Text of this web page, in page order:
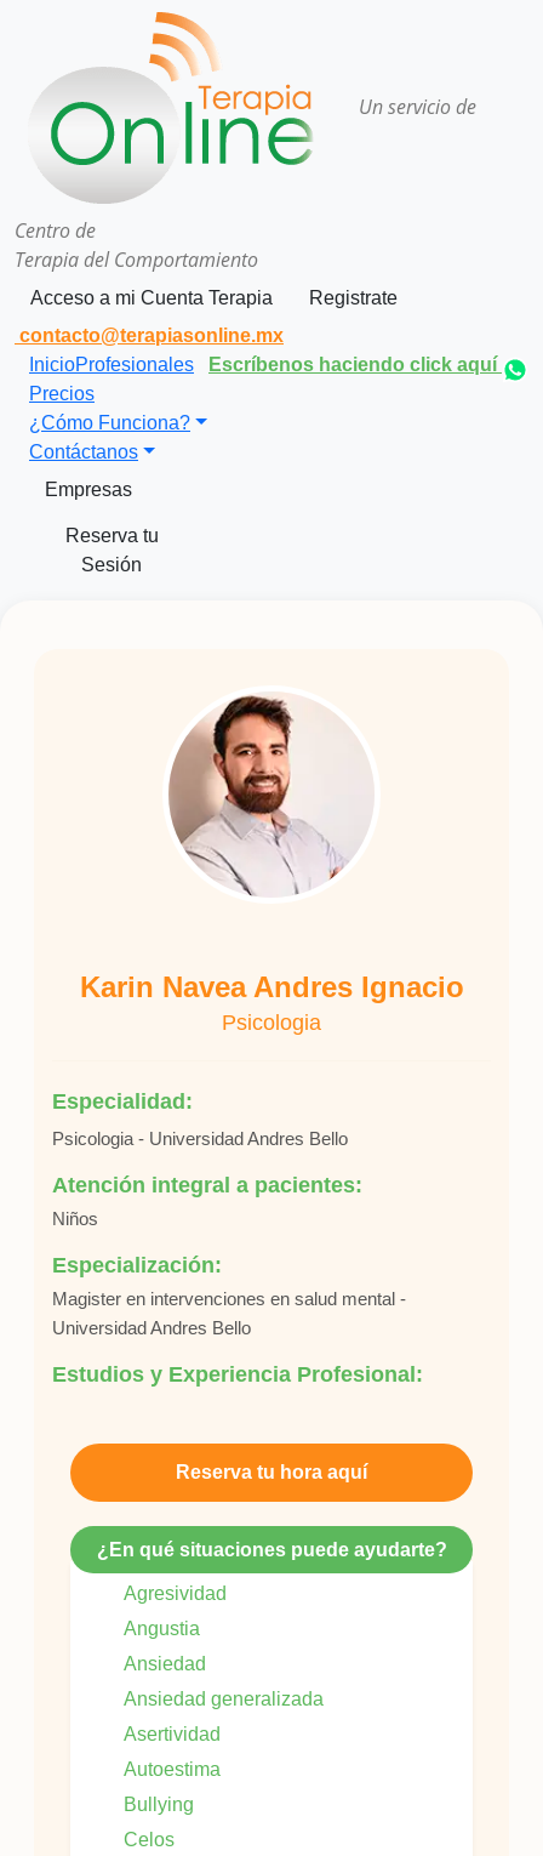
Un servicio de
Centro de
Terapia del Comportamiento
Acceso a mi Cuenta Terapia
Registrate
contacto@terapiasonline.mx
Escríbenos haciendo click aquí
InicioProfesionales
Precios
¿Cómo Funciona?
Contáctanos
Empresas
Reserva tu
Sesión
Karin Navea Andres Ignacio
Psicologia
Especialidad:
Psicologia - Universidad Andres Bello
Atención integral a pacientes:
Niños
Especialización:
Magister en intervenciones en salud mental -
Universidad Andres Bello
Estudios y Experiencia Profesional:
Reserva tu hora aquí
¿En qué situaciones puede ayudarte?
Agresividad
Angustia
Ansiedad
Ansiedad generalizada
Asertividad
Autoestima
Bullying
Celos